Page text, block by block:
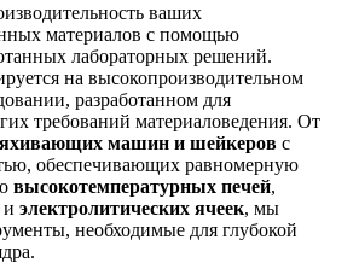
ваших
материалов с помощью
лабораторных решений.
на высокопроизводительном
разработанном для
требований материаловедения. От
машин и шейкеров с
обеспечивающих равномерную
высокотемпературных печей,
и электролитических ячеек, мы
необходимые для глубокой